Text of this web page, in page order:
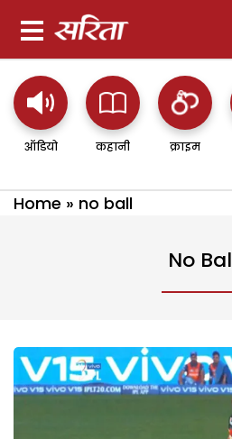
ऑडियो कहानी क्राइम
Home » no ball
No